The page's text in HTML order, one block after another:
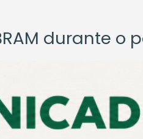
durante o